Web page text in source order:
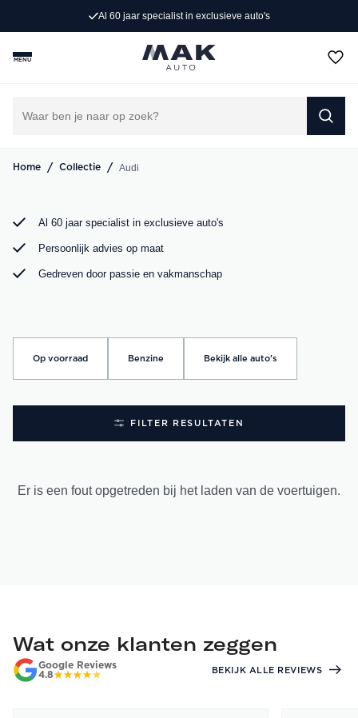
Al 60 jaar specialist in exclusieve auto's
MENU
Home / Collectie / Audi
Op zoek naar een exclusieve Audi occasion? Bij MAK
Auto vind je een zorgvuldig geselecteerd aanbod, van de
sportieve Audi A3 tot de krachtige Audi RS6. Bekijk ons
Al 60 jaar specialist in exclusieve auto's
Persoonlijk advies op maat
Gedreven door passie en vakmanschap
Op voorraad Benzine Bekijk alle auto's
FILTER RESULTATEN
Er is een fout opgetreden bij het laden van de voertuigen.
Wat onze klanten zeggen
Google Reviews
4.8
BEKIJK ALLE REVIEWS